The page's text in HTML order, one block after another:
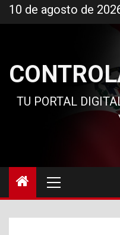
al
10 de agosto de
TU PORTAL
principal